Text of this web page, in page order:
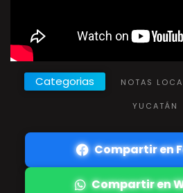
Categorias NOTAS
YUCATÁN
Compartir en
Compartir en